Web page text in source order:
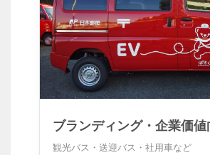
ブランディング・企業価値
観光バス・送迎バス・社用車など